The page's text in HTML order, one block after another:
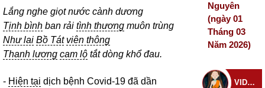
Lắng nghe giọt nước cành dương
Tịnh bình ban rải tình thương muôn trùng
Như lai Bồ Tát viên thông
Thanh lương cam lộ tắt dòng khổ đau.
- Hiện tại dịch bệnh Covid-19 đã dần
Nguyên
(ngày 01
Tháng 03
Năm 2026)
VIDEO CHÙA